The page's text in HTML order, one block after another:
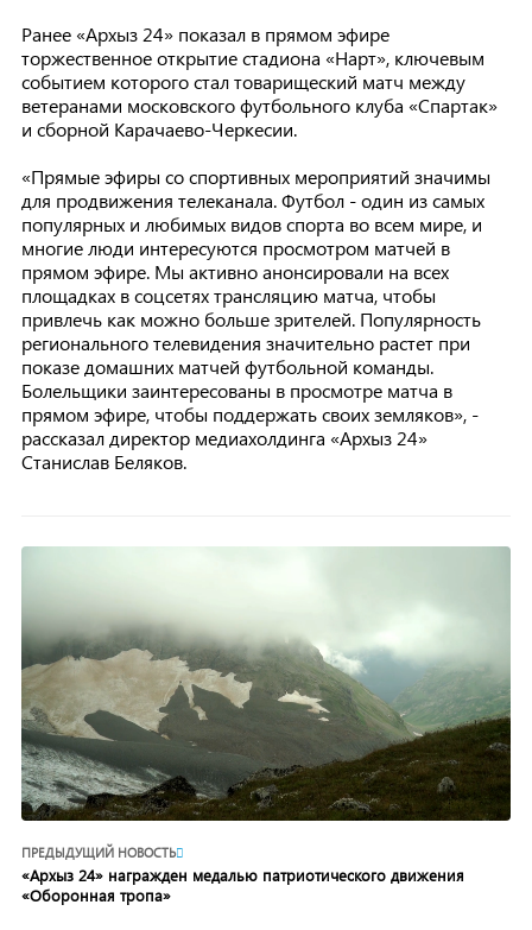
Ранее «Архыз 24» показал в прямом эфире
торжественное открытие стадиона «Нарт», ключевым
событием которого стал товарищеский матч между
ветеранами московского футбольного клуба «Спартак»
и сборной Карачаево-Черкесии.
«Прямые эфиры со спортивных мероприятий значимы
для продвижения телеканала. Футбол - один из самых
популярных и любимых видов спорта во всем мире, и
многие люди интересуются просмотром матчей в
прямом эфире. Мы активно анонсировали на всех
площадках в соцсетях трансляцию матча, чтобы
привлечь как можно больше зрителей. Популярность
регионального телевидения значительно растет при
показе домашних матчей футбольной команды.
Болельщики заинтересованы в просмотре матча в
прямом эфире, чтобы поддержать своих земляков», -
рассказал директор медиахолдинга «Архыз 24»
Станислав Беляков.
ПРЕДЫДУЩИЙ НОВОСТЬ
«Архыз 24» награжден медалью патриотического движения
«Оборонная тропа»